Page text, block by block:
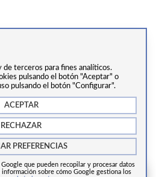
Ver perfil
+34 938 55 31 68
08017, Barcelona
Cirugía estética Barcelona.
terceros para fines analíticos.
pulsando el botón "Aceptar" o
pulsando el botón "Configurar".
que pueden recopilar y procesar datos
sobre cómo Google gestiona los
ACEPTAR
RECHAZAR
PREFERENCIAS